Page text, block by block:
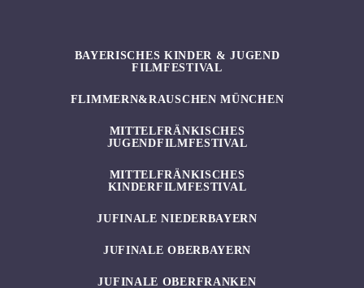
BAYERISCHES KINDER & JUGEND
FILMFESTIVAL
FLIMMERN&RAUSCHEN MÜNCHEN
MITTELFRÄNKISCHES
JUGENDFILMFESTIVAL
MITTELFRÄNKISCHES
KINDERFILMFESTIVAL
JUFINALE NIEDERBAYERN
JUFINALE OBERBAYERN
JUFINALE OBERFRANKEN